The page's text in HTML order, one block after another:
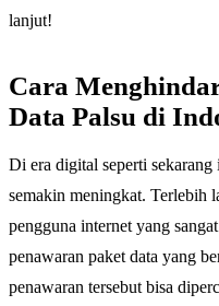
lanjut!
Cara
Data Palsu di
Di era digital seperti
semakin meningkat. Terlebih
pengguna internet yang
penawaran paket data yang
penawaran tersebut bisa